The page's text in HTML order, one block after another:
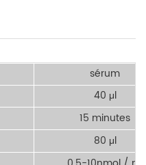
sérum
40 μl
15 minutes
80 μl